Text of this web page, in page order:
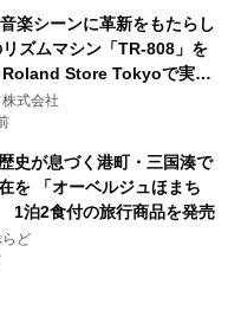
楽シーンに革新をもたらし
ズムマシン「TR-808」を
Roland Store Tokyoで実機
の 記念キャンペーンを開
オ「NTS」の 特別プログ
トを フィーチャーしたアニ
を公開～
式会社
史が息づく港町・三国湊で
在を 「オーベルジュほまち
1泊2食付の旅行商品を発売
ど